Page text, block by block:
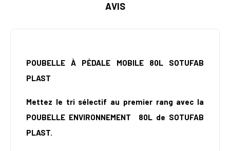
AVIS
POUBELLE À PÉDALE MOBILE 80L SOTUFAB
PLAST
Mettez le tri sélectif au premier rang avec la
POUBELLE ENVIRONNEMENT
80L de SOTUFAB
PLAST.